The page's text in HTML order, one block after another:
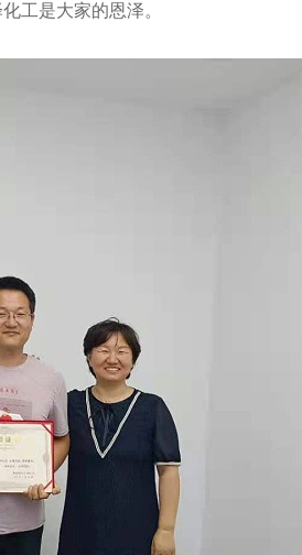
工是大家的恩泽。